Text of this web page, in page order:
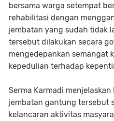
bersama warga setempat
rehabilitasi dengan
jembatan yang sudah tidak
tersebut dilakukan secara
mengedepankan semangat
kepedulian terhadap
Serma Karmadi
jembatan gantung tersebut
kelancaran aktivitas